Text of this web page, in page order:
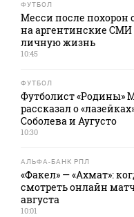
ФУТБОЛ
Месси после похорон
на аргентинские СМИ
личную жизнь
10:45
ФУТБОЛ
Футболист «Родины»
рассказал о
Соболева и Аугусто
10:30
АЛЬФА-БАНК РПЛ
«Факел» — «Ахмат»:
смотреть онлайн матч
августа
10:01